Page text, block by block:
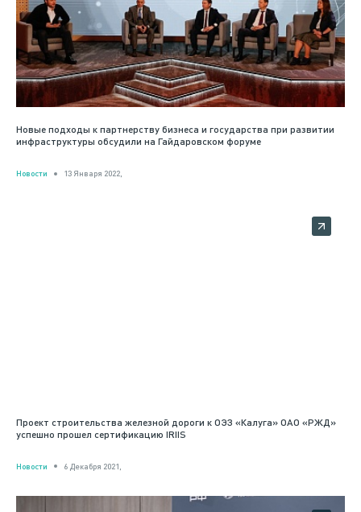
Новые подходы к партнерству бизнеса и государства при развитии
инфраструктуры обсудили на Гайдаровском форуме
Новости 13 Января 2022,
Проект строительства железной дороги к ОЭЗ «Калуга» ОАО «РЖД»
успешно прошел сертификацию IRIIS
Новости 6 Декабря 2021,